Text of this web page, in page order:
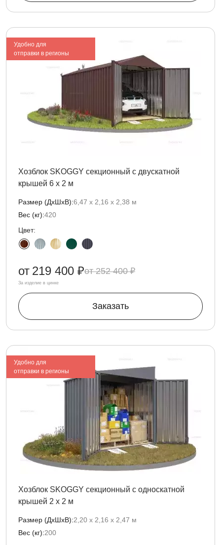
Удобно для
отправки в регионы
Хозблок SKOGGY секционный с двускатной
крышей 6 х 2 м
Размер (ДxШxВ):6,47 х 2,16 х 2,38 м
Вес (кг):420
Цвет:
252 400 ₽
от 219 400 ₽
За изделие в цинке
Заказать
Удобно для
отправки в регионы
Хозблок SKOGGY секционный с односкатной
крышей 2 х 2 м
Размер (ДxШxВ):2,20 х 2,16 х 2,47 м
Вес (кг):200